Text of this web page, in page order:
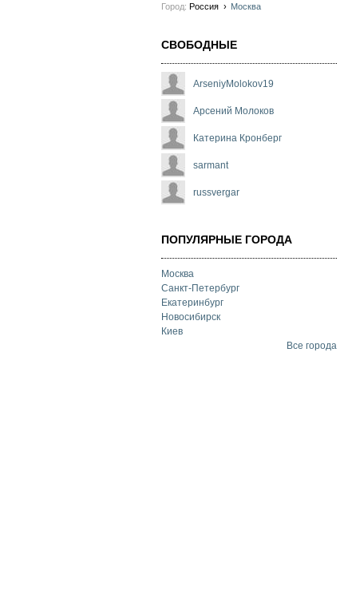
Город: Россия › Москва
СВОБОДНЫЕ
ArseniyMolokov19
Арсений Молоков
Катерина Кронберг
sarmant
russvergar
ПОПУЛЯРНЫЕ ГОРОДА
Москва
Санкт-Петербург
Екатеринбург
Новосибирск
Киев
Все города